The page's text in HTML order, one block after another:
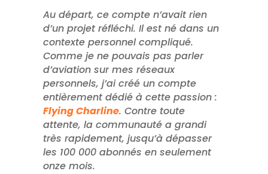
Au départ, ce compte n’avait rien
d’un projet réfléchi. Il est né dans un
contexte personnel compliqué.
Comme je ne pouvais pas parler
d’aviation sur mes réseaux
personnels, j’ai créé un compte
entièrement dédié à cette passion :
Flying Charline. Contre toute
attente, la communauté a grandi
très rapidement, jusqu’à dépasser
les 100 000 abonnés en seulement
onze mois.